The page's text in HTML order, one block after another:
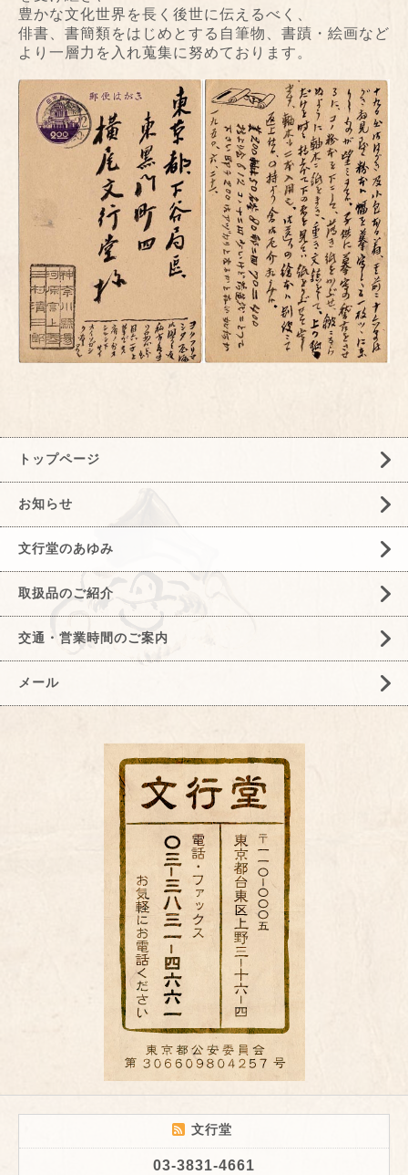
豊かな文化世界を長く後世に伝えるべく、
俳書、書簡類をはじめとする自筆物、書蹟・絵画など
より一層力を入れ蒐集に努めております。
トップページ
お知らせ
文行堂のあゆみ
取扱品のご紹介
交通・営業時間のご案内
メール
文行堂
03-3831-4661